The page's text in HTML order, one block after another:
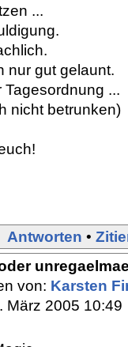
...
nur gut gelaunt.
Tagesordnung ...
nicht betrunken)
Antworten •
von: Karsten
März 2005 10:49